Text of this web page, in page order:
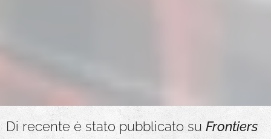
Di recente è stato pubblicato su Frontiers